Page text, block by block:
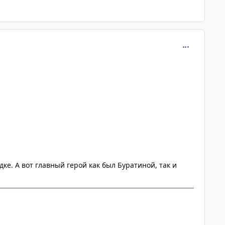
А вот главный герой как был Буратиной, так и